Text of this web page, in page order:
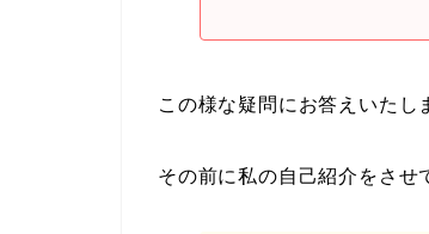
この様な疑問にお答えいたし
その前に私の自己紹介をさせ